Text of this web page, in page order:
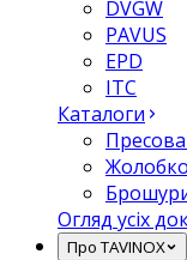
DVGW
PAVUS
EPD
ITC
Каталоги
Огляд усіх
Про TAVINOX